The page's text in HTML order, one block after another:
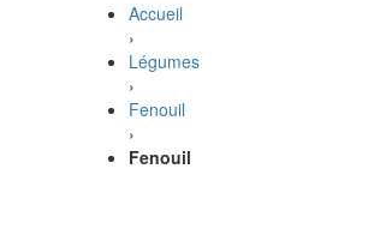
Accueil
›
Légumes
›
Fenouil
›
Fenouil